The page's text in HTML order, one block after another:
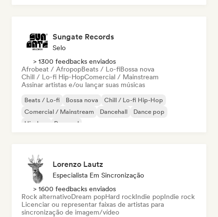
Sungate Records
Selo
> 1300 feedbacks enviados
Afrobeat / AfropopBeats / Lo-fiBossa nova
Chill / Lo-fi Hip-HopComercial / Mainstream
Assinar artistas e/ou lançar suas músicas
Beats / Lo-fi Bossa nova
Chill / Lo-fi Hip-Hop
Comercial / Mainstream
Dancehall
Dance pop
Hip-hop
Pop soul
Lorenzo Lautz
Especialista Em Sincronização
> 1600 feedbacks enviados
Rock alternativoDream popHard rockIndie popIndie rock
Licenciar ou representar faixas de artistas para
sincronização de imagem/vídeo